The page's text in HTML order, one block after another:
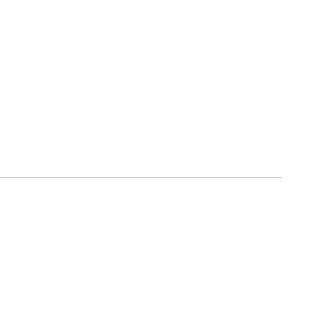
aktiv sind, bleiben die Datenraten hoch – und
spannenden Multiplayer-Kämpfen profitieren Sie von
6. Das Tüpfelchen auf dem i sind die neuen
Ihrer Geräte verbessern.
6690 Cable etablierte Standards wie WLAN 5
mit allen Geräten.
FRITZ! Geräte arbeiten als Teil eines einzigen